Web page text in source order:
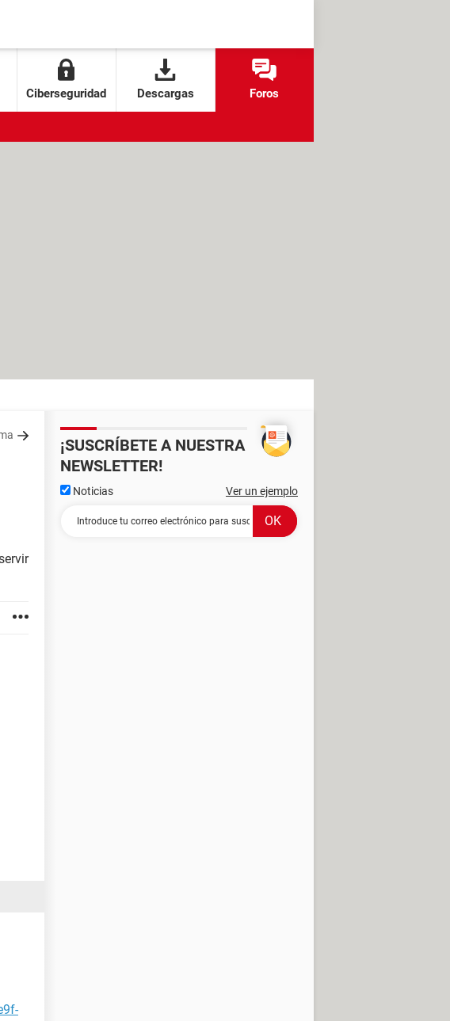
Ciberseguridad Descargas Foros
¡SUSCRÍBETE A NUESTRA
NEWSLETTER!
Noticias Ver un ejemplo